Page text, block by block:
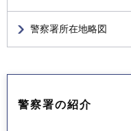
警察署所在地略図
警察署の紹介